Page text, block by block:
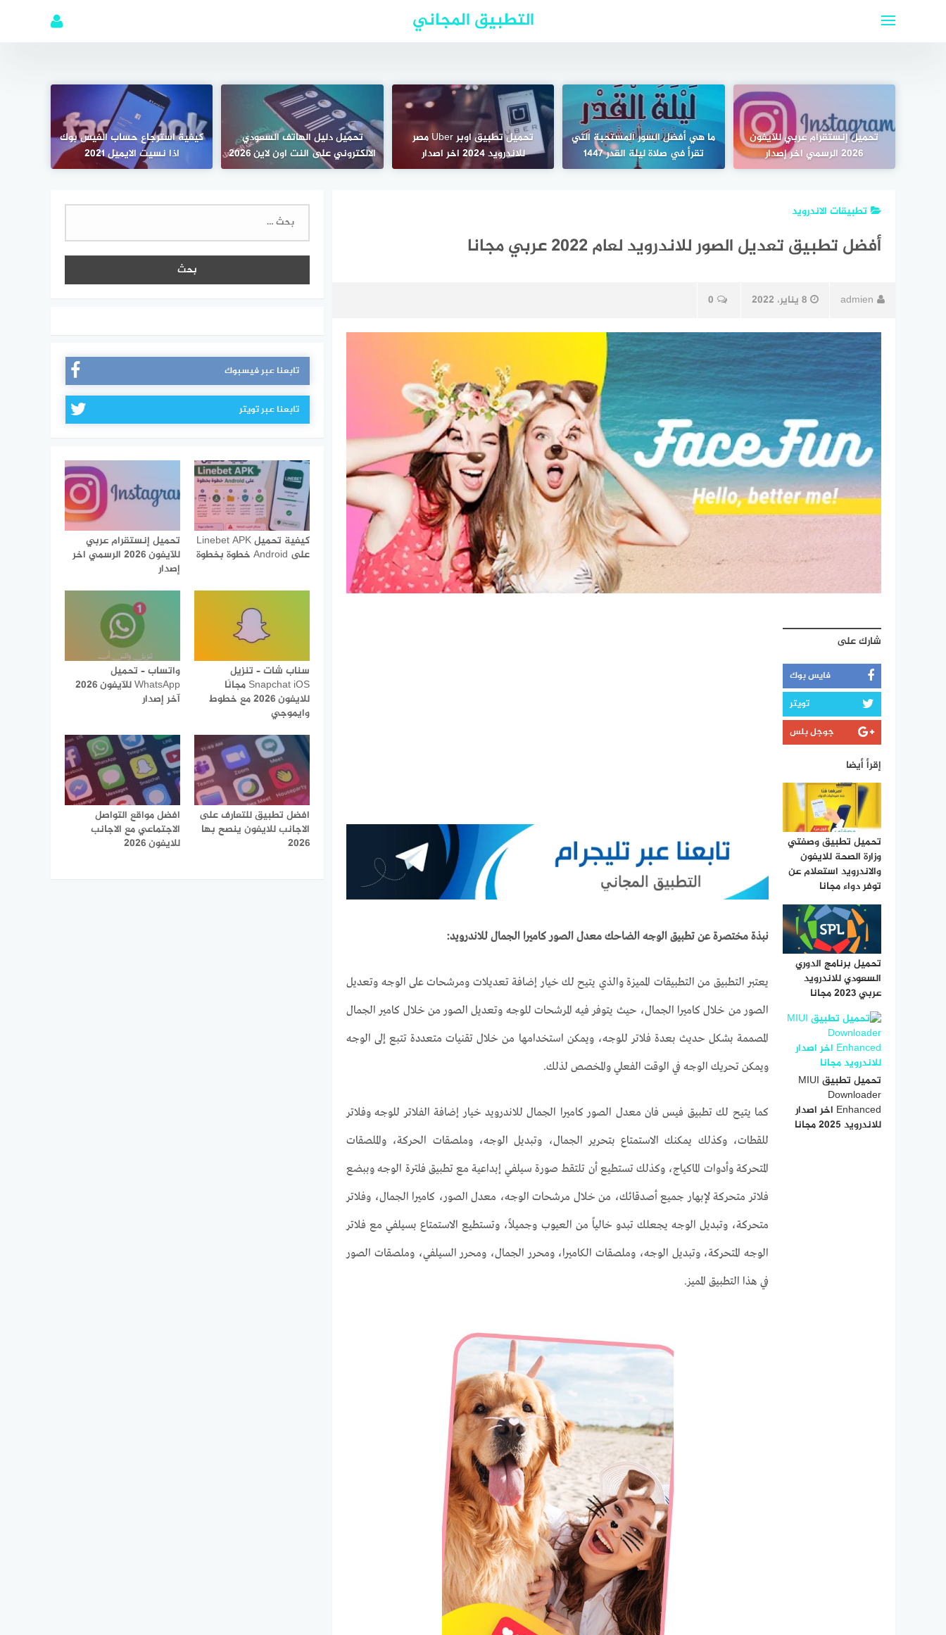
التطبيق المجاني
تحميل إنستقرام عربي للآيفون
2026 الرسمي اخر إصدار
ما هي أفضل السور المستحبة التي
تقرأ في صلاة ليلة القدر 1447
تحميل تطبيق اوبر Uber مصر
للاندرويد 2024 اخر اصدار
تحميل دليل الهاتف السعودي
الالكتروني على النت اون لاين 2026
كيفية استرجاع حساب الفيس بوك
اذا نسيت الايميل 2021
تطبيقات الاندرويد
أفضل تطبيق تعديل الصور للاندرويد لعام 2022 عربي مجانا
admien 8 يناير، 2022 0
نبذة مختصرة عن تطبيق الوجه الضاحك معدل الصور كاميرا الجمال للاندرويد:
يعتبر التطبيق من التطبيقات المميزة والذي يتيح لك خيار إضافة تعديلات ومرشحات على الوجه وتعديل
الصور من خلال كاميرا الجمال، حيث يتوفر فيه المرشحات للوجه وتعديل الصور من خلال كامير الجمال
المصممة بشكل حديث بعدة فلاتر للوجه، ويمكن استخدامها من خلال تقنيات متعددة تتبع إلى الوجه
ويمكن تحريك الوجه في الوقت الفعلي والمخصص لذلك.
كما يتيح لك تطبيق فيس فان معدل الصور كاميرا الجمال للاندرويد خيار إضافة الفلاتر للوجه وفلاتر
للقطات، وكذلك يمكنك الاستمتاع بتحرير الجمال، وتبديل الوجه، وملصقات الحركة، والملصقات
المتحركة وأدوات الماكياج، وكذلك تستطيع أن تلتقط صورة سيلفي إبداعية مع تطبيق فلترة الوجه وببضع
فلاتر متحركة لإبهار جميع أصدقائك، من خلال مرشحات الوجه، معدل الصور، كاميرا الجمال، وفلاتر
متحركة، وتبديل الوجه يجعلك تبدو خالياً من العيوب وجميلاً، وتستطيع الاستمتاع بسيلفي مع فلاتر
الوجه المتحركة، وتبديل الوجه، وملصقات الكاميرا، ومحرر الجمال، ومحرر السيلفي، وملصقات الصور
في هذا التطبيق المميز.
شارك على
فايس بوك
تويتر
جوجل بلس
إقرأ أيضا
تحميل تطبيق وصفتي
وزارة الصحة للايفون
والاندرويد استعلام عن
توفر دواء مجانا
تحميل برنامج الدوري
السعودي للاندرويد
عربي 2023 مجانا
تحميل تطبيق MIUI
Downloader
Enhanced اخر اصدار
للاندرويد 2025 مجانا
البحث
تابعنا عبر فيسبوك
تابعنا عبر تويتر
كيفية تحميل Linebet APK
على Android خطوة بخطوة
تحميل إنستقرام عربي
للآيفون 2026 الرسمي اخر
إصدار
سناب شات – تنزيل
Snapchat iOS مجانًا
للايفون 2026 مع خطوط
وايموجي
واتساب – تحميل
WhatsApp للآيفون 2026
آخر إصدار
افضل تطبيق للتعارف على
الاجانب للايفون ينصح بها
2026
افضل مواقع التواصل
الاجتماعي مع الاجانب
للايفون 2026